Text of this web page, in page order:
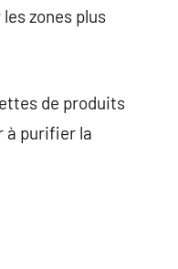
zones plus
de produits
à purifier la